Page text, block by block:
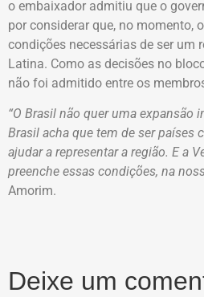
o embaixador admitiu que o
por considerar que, no momento,
condições necessárias de ser um
Latina. Como as decisões no
não foi admitido entre os
“O Brasil não quer uma expansão
Brasil acha que tem de ser países
ajudar a representar a região. E a
preenche essas condições, na
Amorim.
Deixe um